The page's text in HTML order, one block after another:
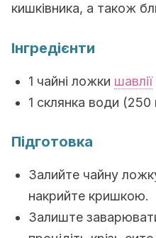
кишківника, а також
Інгредієнти
1 чайні ложки шавлії
1 склянка води (250
Підготовка
Залийте чайну
накрийте кришкою.
Залиште